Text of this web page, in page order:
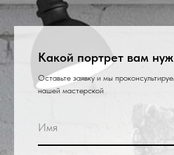
Какой портрет вам
Оставьте заявку и мы
нашей мастерской